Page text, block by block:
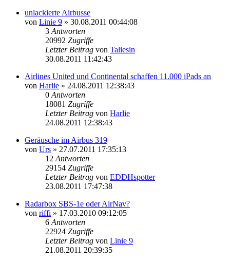
unlackierte Airbusse
von Linie 9 » 30.08.2011 00:44:08
3 Antworten
20992 Zugriffe
Letzter Beitrag von Taliesin
30.08.2011 11:42:43
Airlines United und Continental schaffen 11.000 iPads an
von Harlie » 24.08.2011 12:38:43
0 Antworten
18081 Zugriffe
Letzter Beitrag von Harlie
24.08.2011 12:38:43
Geräusche im Airbus 319
von Urs » 27.07.2011 17:35:13
12 Antworten
29154 Zugriffe
Letzter Beitrag von EDDHspotter
23.08.2011 17:47:38
Radarbox SBS-1e oder AirNav?
von riffi » 17.03.2010 09:12:05
6 Antworten
22924 Zugriffe
Letzter Beitrag von Linie 9
21.08.2011 20:39:35